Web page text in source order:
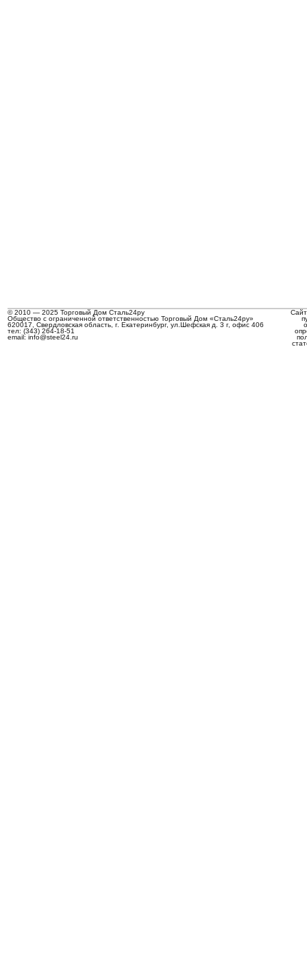
© 2010 — 2025 Торговый Дом Сталь24ру
Общество с ограниченной ответственностью Торговый Дом «Сталь24ру»
620017, Свердловская область, г. Екатеринбург, ул.Шефская д. 3 г, офис 406
тел: (343) 264-18-51
email: info@steel24.ru